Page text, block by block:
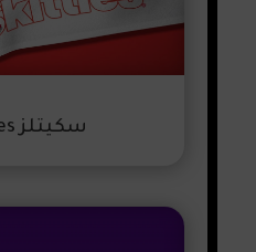
سكيتلز Skittles